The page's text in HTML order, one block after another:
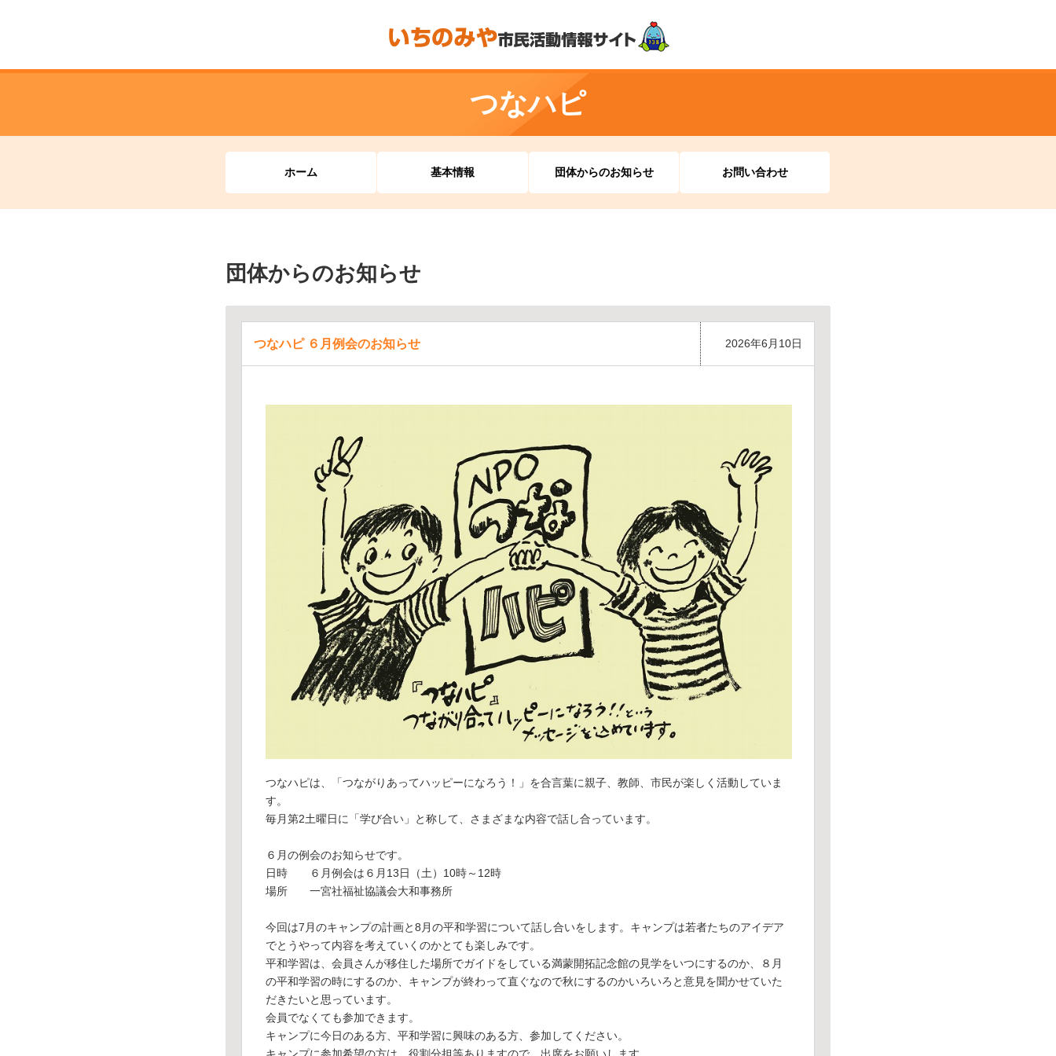
つなハピ
ホーム 基本情報 団体からのお知らせ お問い合わせ
団体からのお知らせ
つなハピ ６月例会のお知らせ 2026年6月10日
つなハピは、「つながりあってハッピーになろう！」を合言葉に親子、教師、市民が楽しく活動していま
す。
毎月第2土曜日に「学び合い」と称して、さまざまな内容で話し合っています。
６月の例会のお知らせです。
日時 ６月例会は６月13日（土）10時～12時
場所 一宮社福祉協議会大和事務所
今回は7月のキャンプの計画と8月の平和学習について話し合いをします。キャンプは若者たちのアイデア
でとうやって内容を考えていくのかとても楽しみです。
平和学習は、会員さんが移住した場所でガイドをしている満蒙開拓記念館の見学をいつにするのか、８月
の平和学習の時にするのか、キャンプが終わって直ぐなので秋にするのかいろいろと意見を聞かせていた
だきたいと思っています。
会員でなくても参加できます。
キャンプに今日のある方、平和学習に興味のある方、参加してください。